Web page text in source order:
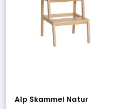
Alp Skammel Natur